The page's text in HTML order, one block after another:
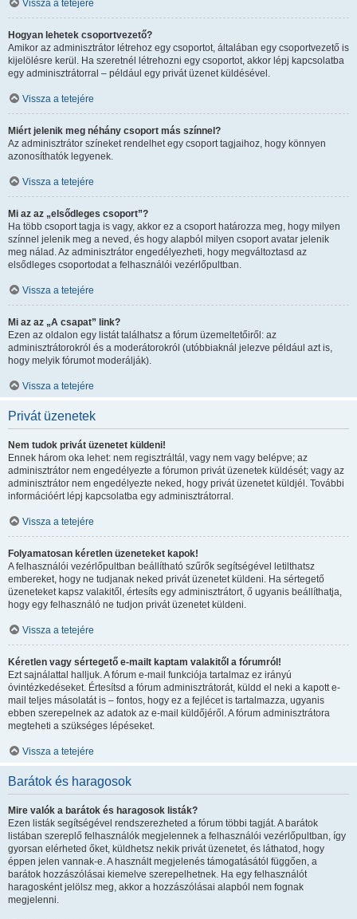
Vissza a tetejére
Hogyan lehetek csoportvezető?
Amikor az adminisztrátor létrehoz egy csoportot, általában egy csoportvezető is
kijelölésre kerül. Ha szeretnél létrehozni egy csoportot, akkor lépj kapcsolatba
egy adminisztrátorral – például egy privát üzenet küldésével.
Vissza a tetejére
Miért jelenik meg néhány csoport más színnel?
Az adminisztrátor színeket rendelhet egy csoport tagjaihoz, hogy könnyen
azonosíthatók legyenek.
Vissza a tetejére
Mi az az „elsődleges csoport”?
Ha több csoport tagja is vagy, akkor ez a csoport határozza meg, hogy milyen
színnel jelenik meg a neved, és hogy alapból milyen csoport avatar jelenik
meg nálad. Az adminisztrátor engedélyezheti, hogy megváltoztasd az
elsődleges csoportodat a felhasználói vezérlőpultban.
Vissza a tetejére
Mi az az „A csapat” link?
Ezen az oldalon egy listát találhatsz a fórum üzemeltetőiről: az
adminisztrátorokról és a moderátorokról (utóbbiaknál jelezve például azt is,
hogy melyik fórumot moderálják).
Vissza a tetejére
Privát üzenetek
Nem tudok privát üzenetet küldeni!
Ennek három oka lehet: nem regisztráltál, vagy nem vagy belépve; az
adminisztrátor nem engedélyezte a fórumon privát üzenetek küldését; vagy az
adminisztrátor nem engedélyezte neked, hogy privát üzenetet küldjél. További
információért lépj kapcsolatba egy adminisztrátorral.
Vissza a tetejére
Folyamatosan kéretlen üzeneteket kapok!
A felhasználói vezérlőpultban beállítható szűrők segítségével letilthatsz
embereket, hogy ne tudjanak neked privát üzenetet küldeni. Ha sértegető
üzeneteket kapsz valakitől, értesíts egy adminisztrátort, ő ugyanis beállíthatja,
hogy egy felhasználó ne tudjon privát üzenetet küldeni.
Vissza a tetejére
Kéretlen vagy sértegető e-mailt kaptam valakitől a fórumról!
Ezt sajnálattal halljuk. A fórum e-mail funkciója tartalmaz ez irányú
óvintézkedéseket. Értesítsd a fórum adminisztrátorát, küldd el neki a kapott e-
mail teljes másolatát is – fontos, hogy ez a fejlécet is tartalmazza, ugyanis
ebben szerepelnek az adatok az e-mail küldőjéről. A fórum adminisztrátora
megteheti a szükséges lépéseket.
Vissza a tetejére
Barátok és haragosok
Mire valók a barátok és haragosok listák?
Ezen listák segítségével rendszerezheted a fórum többi tagját. A barátok
listában szereplő felhasználók megjelennek a felhasználói vezérlőpultban, így
gyorsan elérheted őket, küldhetsz nekik privát üzenetet, és láthatod, hogy
éppen jelen vannak-e. A használt megjelenés támogatásától függően, a
barátok hozzászólásai kiemelve szerepelhetnek. Ha egy felhasználót
haragosként jelölsz meg, akkor a hozzászólásai alapból nem fognak
megjelenni.